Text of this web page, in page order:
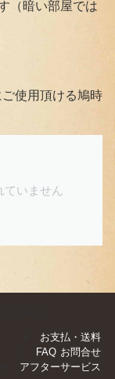
（暗い部屋では
使用頂ける鳩時
ていません
お支払・送料
お問合せ
FAQ
アフターサービス